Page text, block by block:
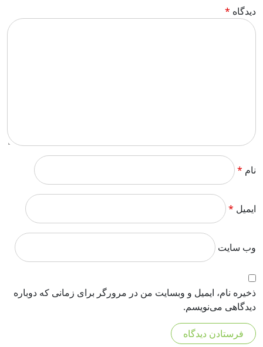
دیدگاه *
نام *
ایمیل *
وب‌ سایت
ذخیره نام، ایمیل و وبسایت من در مرورگر برای زمانی که دوباره
دیدگاهی می‌نویسم.